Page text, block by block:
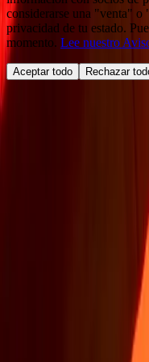
considerarse una "venta"
privacidad de tu estado.
momento. Lee nuestro
Aceptar todo Rechazar